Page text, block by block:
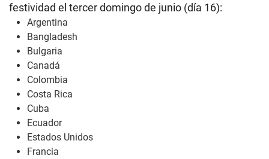
festividad el tercer domingo de junio (día 16):
Argentina
Bangladesh
Bulgaria
Canadá
Colombia
Costa Rica
Cuba
Ecuador
Estados Unidos
Francia